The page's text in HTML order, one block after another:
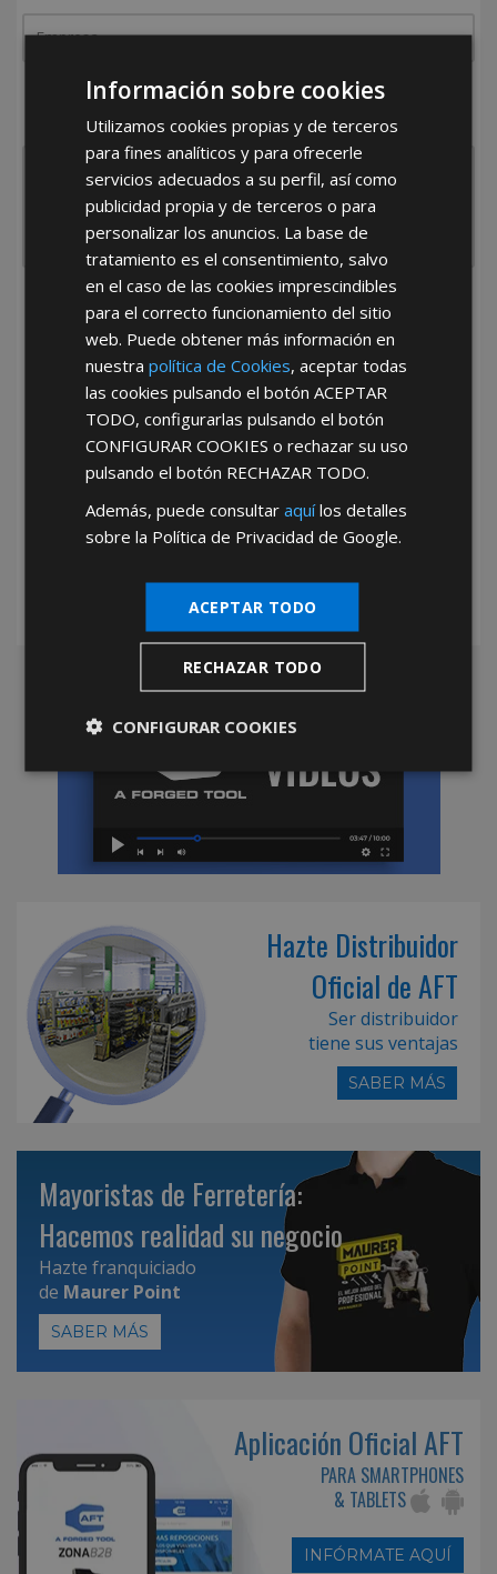
¿De dónde es la empresa?
España
Portugal Otros
He leído y acepto laPolítica de Privacidad
mayoristas.
Hazte Distribuidor
Oficial de AFT
Ser distribuidor
tiene sus ventajas
SABER MÁS
Mayoristas de Ferretería:
Hacemos realidad su negocio
Hazte franquiciado
de Maurer Point
SABER MÁS
Aplicación Oficial AFT
PARA SMARTPHONES
& TABLETS
INFÓRMATE AQUÍ
Información sobre cookies
Utilizamos cookies propias y de terceros
para fines analíticos y para ofrecerle
servicios adecuados a su perfil, así como
publicidad propia y de terceros o para
personalizar los anuncios. La base de
tratamiento es el consentimiento, salvo
en el caso de las cookies imprescindibles
para el correcto funcionamiento del sitio
web. Puede obtener más información en
nuestrapolítica de Cookies, aceptar todas
las cookies pulsando el botónACEPTAR
TODO, configurarlas pulsando el botón
CONFIGURAR COOKIES o rechazar su uso
pulsando el botón RECHAZAR TODO.
Además, puede consultaraquílos detalles
sobre la Política de Privacidad de Google.
ACEPTAR TODO
RECHAZAR TODO
CONFIGURAR COOKIES